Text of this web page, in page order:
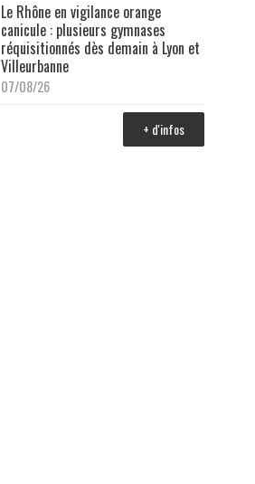
Le Rhône en vigilance orange
canicule : plusieurs gymnases
réquisitionnés dès demain à Lyon et
Villeurbanne
07/08/26
+ d'infos